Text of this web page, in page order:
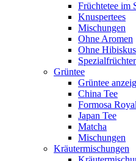
Früchtetee im
Knuspertees
Mischungen
Ohne Aromen
Ohne Hibiskus
Grüntee
Grüntee
China Tee
Formosa Royal
Japan Tee
Matcha
Mischungen
Kräutermischungen